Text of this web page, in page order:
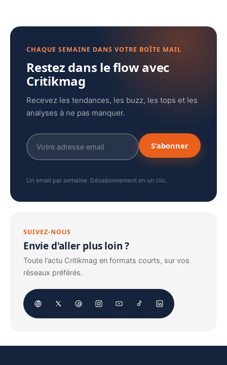
CHAQUE SEMAINE DANS VOTRE BOÎTE MAIL
Restez dans le flow avec
Critikmag
Recevez les tendances, les buzz, les tops et les
analyses à ne pas manquer.
S'abonner
Un email par semaine. Désabonnement en un clic.
SUIVEZ-NOUS
Envie d'aller plus loin ?
Toute l'actu Critikmag en formats courts, sur vos
réseaux préférés.